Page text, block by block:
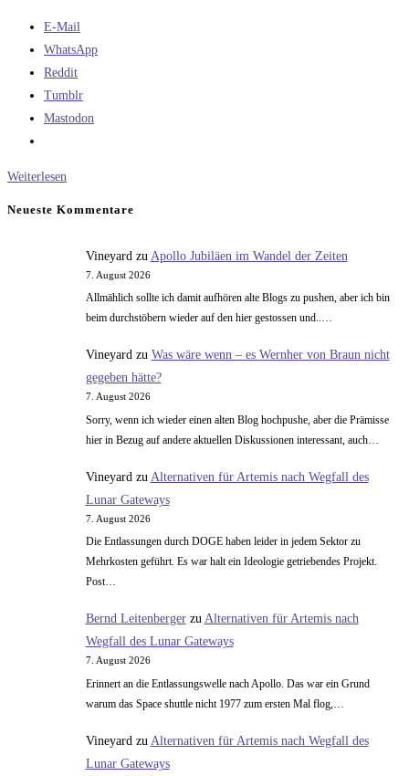
E-Mail
WhatsApp
Reddit
Tumblr
Mastodon
Weiterlesen
Neueste Kommentare
Vineyard zu Apollo Jubiläen im Wandel der Zeiten
7. August 2026
Allmählich sollte ich damit aufhören alte Blogs zu pushen, aber ich bin
beim durchstöbern wieder auf den hier gestossen und..…
Vineyardzu Was wäre wenn – es Wernher von Braun nicht
gegeben hätte?
7. August 2026
Sorry, wenn ich wieder einen alten Blog hochpushe, aber die Prämisse
hier in Bezug auf andere aktuellen Diskussionen interessant, auch…
Vineyard zu Alternativen für Artemis nach Wegfall des
Lunar Gateways
7. August 2026
Die Entlassungen durch DOGE haben leider in jedem Sektor zu
Mehrkosten geführt. Es war halt ein Ideologie getriebendes Projekt.
Post…
Bernd Leitenbergerzu Alternativen für Artemis nach
Wegfall des Lunar Gateways
7. August 2026
Erinnert an die Entlassungswelle nach Apollo. Das war ein Grund
warum das Space shuttle nicht 1977 zum ersten Mal flog,…
Vineyard zu Alternativen für Artemis nach Wegfall des
Lunar Gateways